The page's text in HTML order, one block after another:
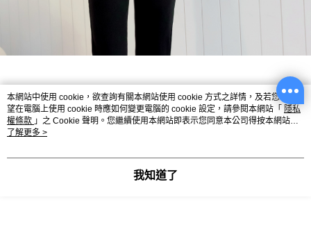
本網站中使用 cookie，欲查詢有關本網站使用 cookie 方式之詳情，及若您不希
望在電腦上使用 cookie 時應如何變更電腦的 cookie 設定，請參閱本網站「 隱私
權條款 」之 Cookie 聲明。您繼續使用本網站即表示您同意本公司得按本網站使
用條款之 Cookie 聲明使用 cookie。
了解更多 >
我知道了